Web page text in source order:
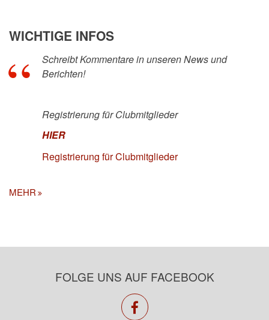
WICHTIGE INFOS
Schreibt Kommentare in unseren News und
Berichten!
Registrierung für Clubmitglieder
HIER
Registrierung für Clubmitglieder
MEHR
FOLGE UNS AUF FACEBOOK
facebook